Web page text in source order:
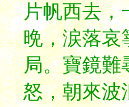
片帆西去，
晩，涙落哀
局。寶鏡難
怒，朝來波